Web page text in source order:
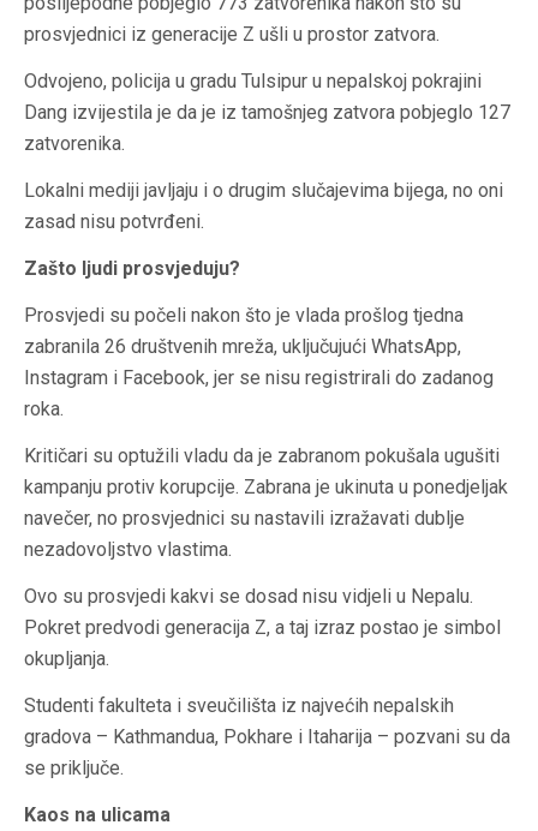
prosvjednici iz generacije Z ušli u prostor zatvora.
Odvojeno, policija u gradu Tulsipur u nepalskoj pokrajini
Dang izvijestila je da je iz tamošnjeg zatvora pobjeglo 127
zatvorenika.
Lokalni mediji javljaju i o drugim slučajevima bijega, no oni
zasad nisu potvrđeni.
Zašto ljudi prosvjeduju?
Prosvjedi su počeli nakon što je vlada prošlog tjedna
zabranila 26 društvenih mreža, uključujući WhatsApp,
Instagram i Facebook, jer se nisu registrirali do zadanog
roka.
Kritičari su optužili vladu da je zabranom pokušala ugušiti
kampanju protiv korupcije. Zabrana je ukinuta u ponedjeljak
navečer, no prosvjednici su nastavili izražavati dublje
nezadovoljstvo vlastima.
Ovo su prosvjedi kakvi se dosad nisu vidjeli u Nepalu.
Pokret predvodi generacija Z, a taj izraz postao je simbol
okupljanja.
Studenti fakulteta i sveučilišta iz najvećih nepalskih
gradova – Kathmandua, Pokhare i Itaharija – pozvani su da
se priključe.
Kaos na ulicama